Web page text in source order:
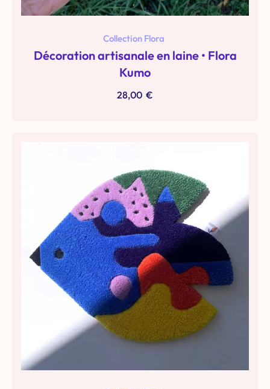
Collection Flora
Décoration artisanale en laine • Flora
Kumo
28,00€